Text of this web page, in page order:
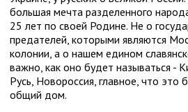
большая мечта разделенного
25 лет по своей Родине. Не о
предателей, которыми являются
колонии, а о нашем едином
важно, как оно будет называться -
Русь, Новороссия, главное, что это
общий дом.